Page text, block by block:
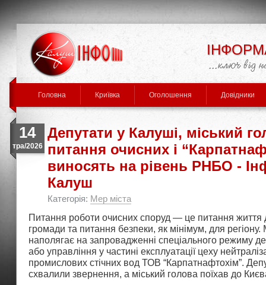
Головна Криївка Оголошення Довідники
14
тра/2026
Депутати у Калуші, міський
питання очисних і
виносять на рівень РНБО -
Калуш
Категорія: Мер міста
Питання роботи очисних споруд — це питання життя
громади та питання безпеки, як мінімум, для
наполягає на запровадженні спеціального режиму
або управління у частині експлуатації цеху
промислових стічних вод ТОВ “Карпатнафтохім”.
схвалили звернення, а міський голова поїхав до